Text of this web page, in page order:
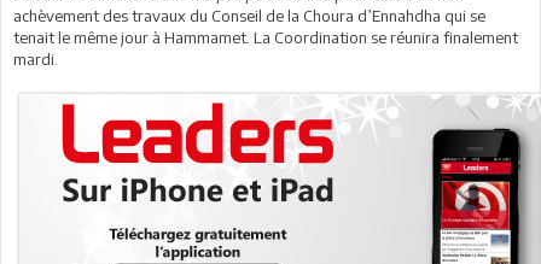
achèvement des travaux du Conseil de la Choura d’Ennahdha qui se
tenait le même jour à Hammamet. La Coordination se réunira finalement
mardi.